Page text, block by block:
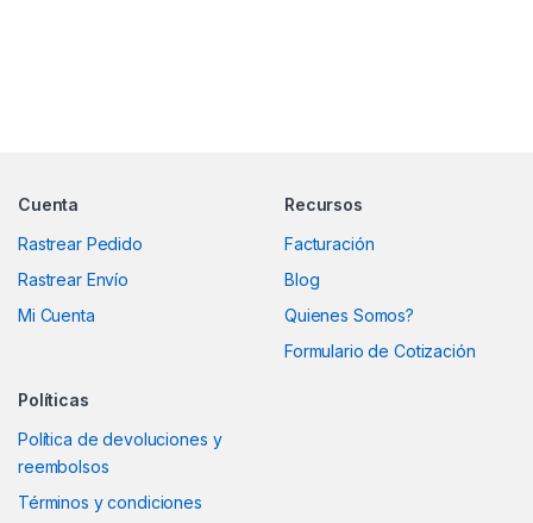
Cuenta
Rastrear Pedido
Rastrear Envío
Mi Cuenta
Recursos
Facturación
Blog
Quienes Somos?
Formulario de Cotización
Políticas
Política de devoluciones y
reembolsos
Términos y condiciones